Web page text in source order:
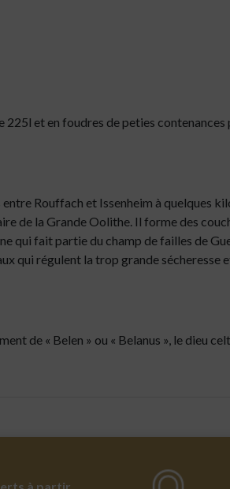
225l et en foudres de peties
Rouffach et Issenheim à quelques
de la Grande Oolithe. Il forme des
qui fait partie du champ de failles de
qui régulent la trop grande sécheresse
de « Belen » ou « Belanus », le dieu